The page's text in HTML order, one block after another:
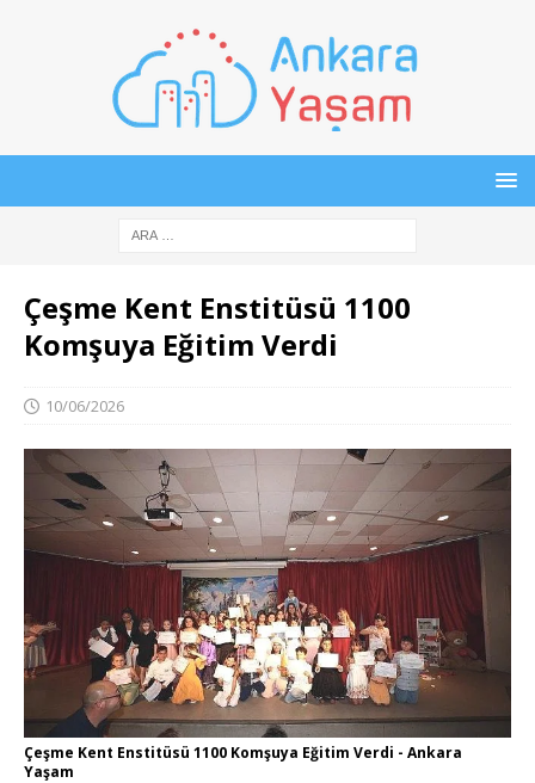
Çeşme Kent Enstitüsü 1100
Komşuya Eğitim Verdi
10/06/2026
Çeşme Kent Enstitüsü 1100 Komşuya Eğitim Verdi - Ankara
Yaşam